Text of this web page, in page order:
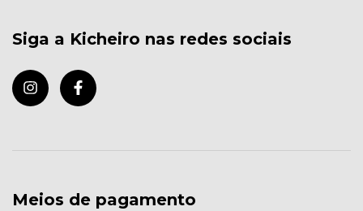
Siga a Kicheiro nas redes sociais
Meios de pagamento